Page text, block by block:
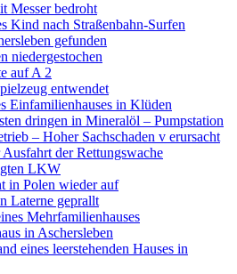
Messer bedroht
Kind nach Straßenbahn-Surfen
gefunden
niedergestochen
auf A 2
entwendet
Einfamilienhauses in Klüden
dringen in Mineralöl – Pumpstation
– Hoher Sachschaden v erursacht
der Rettungswache
LKW
in Polen wieder auf
Laterne geprallt
Mehrfamilienhauses
in Aschersleben
eines leerstehenden Hauses in